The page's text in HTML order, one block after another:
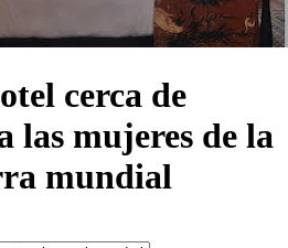
cerca de
las mujeres de la
mundial